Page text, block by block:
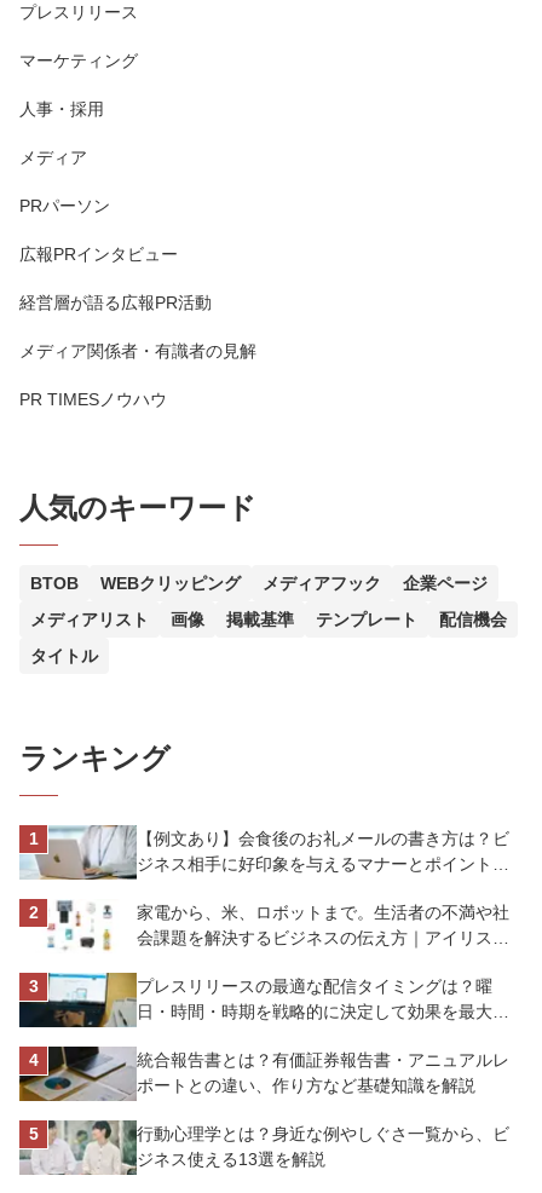
プレスリリース
マーケティング
人事・採用
メディア
PRパーソン
広報PRインタビュー
経営層が語る広報PR活動
メディア関係者・有識者の見解
PR TIMESノウハウ
人気のキーワード
BTOB WEBクリッピング メディアフック
企業ページ
メディアリスト
画像 掲載基準 テンプレート
配信機会
タイトル
ランキング
【例文あり】会食後のお礼メールの書き方は？ビ
ジネス相手に好印象を与えるマナーとポイントを
家電から、米、ロボットまで。生活者の不満や社
会課題を解決するビジネスの伝え方｜アイリスオ
プレスリリースの最適な配信タイミングは？曜
日・時間・時期を戦略的に決定して効果を最大化
統合報告書とは？有価証券報告書・アニュアルレ
ポートとの違い、作り方など基礎知識を解説
行動心理学とは？身近な例やしぐさ一覧から、ビ
ジネス使える13選を解説